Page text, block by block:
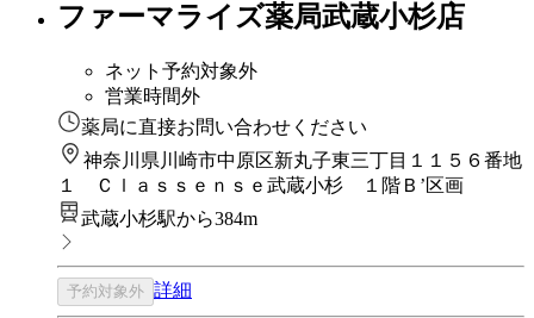
ファーマライズ薬局武蔵小杉店
ネット予約対象外
営業時間外
薬局に直接お問い合わせください
神奈川県川崎市中原区新丸子東三丁目１１５６番地
１ Ｃｌａｓｓｅｎｓｅ武蔵小杉 １階Ｂ’区画
武蔵小杉駅から384m
予約対象外 詳細